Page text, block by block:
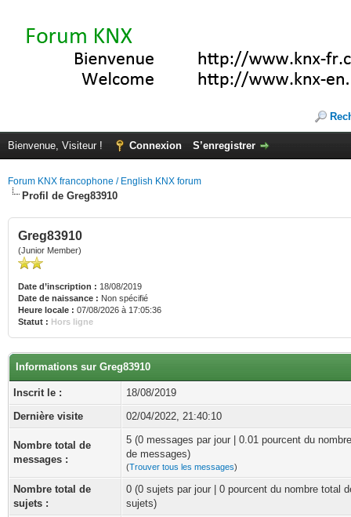
Bienvenue, Visiteur ! Connexion S’enregistrer
Forum KNX francophone / English KNX forum
Profil de Greg83910
Greg83910
(Junior Member)
Date d’inscription : 18/08/2019
Date de naissance : Non spécifié
Heure locale : 07/08/2026 à 17:05:36
Statut : Hors ligne
Informations sur Greg83910
Inscrit le :
18/08/2019
Dernière visite
02/04/2022, 21:40:10
Nombre total de
messages :
5 (0 messages par jour | 0.01 pourcent du
de messages)
(Trouver tous les messages)
Nombre total de
sujets :
0 (0 sujets par jour | 0 pourcent du nombre total
sujets)